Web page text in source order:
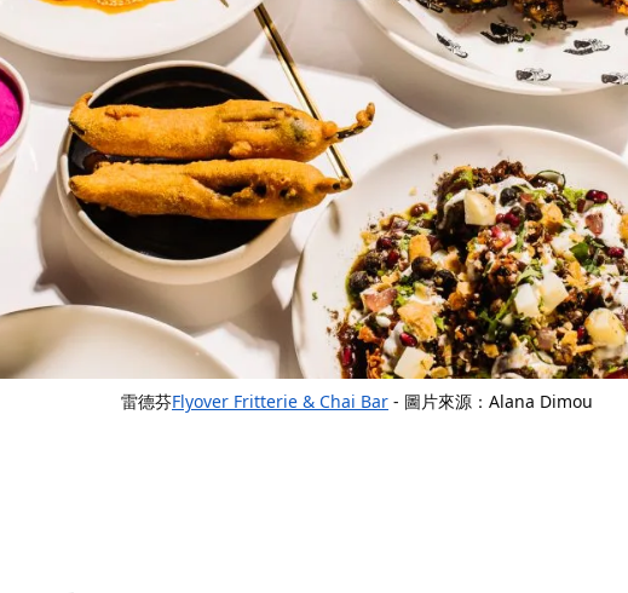
雷德芬Flyover Fritterie & Chai Bar - 圖片來源：Alana Dimou